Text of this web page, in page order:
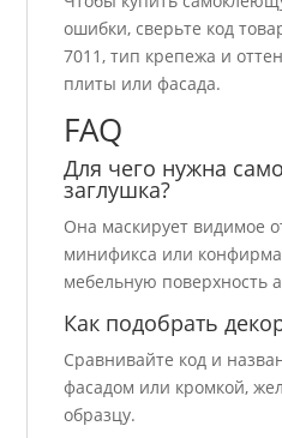
ошибки, сверьте код
7011, тип крепежа и
плиты или фасада.
FAQ
Для чего нужна
заглушка?
Она маскирует видимое
минификса или
мебельную поверхность
Как подобрать
Сравнивайте код и
фасадом или кромкой,
образцу.